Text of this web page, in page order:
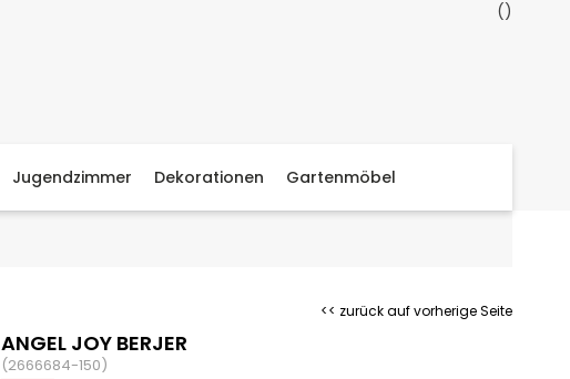
Jugendzimmer Dekorationen Gartenmöbel
<< zurück auf vorherige Seite
ANGEL JOY BERJER
(2666684-150)